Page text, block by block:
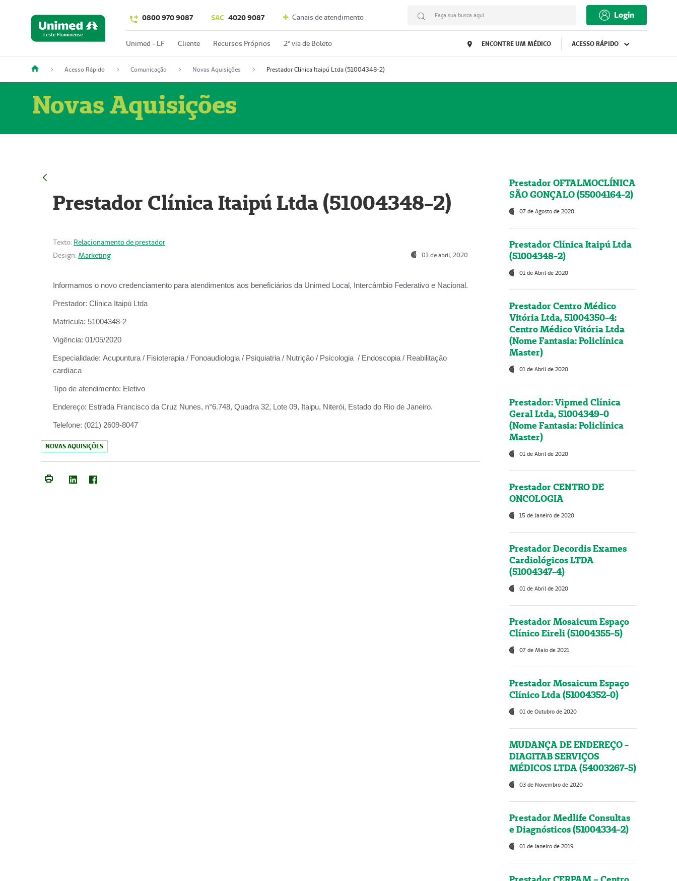
0800 970 9087 SAC 4020 9087 Canais de atendimento Faça sua busca aqui Login
Unimed - LF Cliente Recursos Próprios 2º via de Boleto ENCONTRE UM MÉDICO ACESSO RÁPIDO
Acesso Rápido Comunicação Novas Aquisições Prestador Clínica Itaipú Ltda (51004348-2)
Novas Aquisições
Prestador Clínica Itaipú Ltda (51004348-2)
Texto: Relacionamento de prestador
Design: Marketing 01 de abril, 2020
Informamos o novo credenciamento para atendimentos aos beneficiários da Unimed Local, Intercâmbio Federativo e Nacional.
Prestador: Clínica Itaipú Ltda
Matrícula: 51004348-2
Vigência: 01/05/2020
Especialidade: Acupuntura / Fisioterapia / Fonoaudiologia / Psiquiatria / Nutrição / Psicologia / Endoscopia / Reabilitação
cardíaca
Tipo de atendimento: Eletivo
Endereço: Estrada Francisco da Cruz Nunes, n°6.748, Quadra 32, Lote 09, Itaipu, Niterói, Estado do Rio de Janeiro.
Telefone: (021) 2609-8047
NOVAS AQUISIÇÕES
Prestador OFTALMOCLÍNICA
SÃO GONÇALO (55004164-2)
07 de Agosto de 2020
Prestador Clínica Itaipú Ltda
(51004348-2)
01 de Abril de 2020
Prestador Centro Médico
Vitória Ltda, 51004350-4:
Centro Médico Vitória Ltda
(Nome Fantasia: Policlínica
Master)
01 de Abril de 2020
Prestador: Vipmed Clínica
Geral Ltda, 51004349-0
(Nome Fantasia: Policlínica
Master)
01 de Abril de 2020
Prestador CENTRO DE
ONCOLOGIA
15 de Janeiro de 2020
Prestador Decordis Exames
Cardiológicos LTDA
(51004347-4)
01 de Abril de 2020
Prestador Mosaicum Espaço
Clínico Eireli (51004355-5)
07 de Maio de 2021
Prestador Mosaicum Espaço
Clínico Ltda (51004352-0)
01 de Outubro de 2020
MUDANÇA DE ENDEREÇO -
DIAGITAB SERVIÇOS
MÉDICOS LTDA (54003267-5)
03 de Novembro de 2020
Prestador Medlife Consultas
e Diagnósticos (51004334-2)
01 de Janeiro de 2019